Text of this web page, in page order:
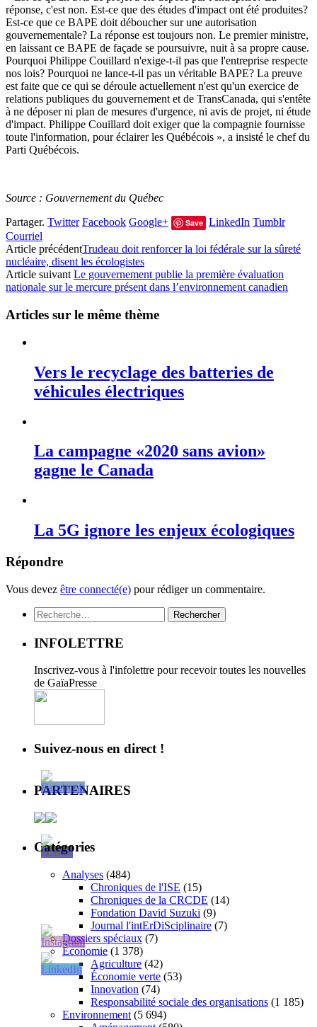
réponse, c'est non. Est-ce que des études d'impact ont été produites?
Est-ce que ce BAPE doit déboucher sur une autorisation
gouvernementale? La réponse est toujours non. Le premier ministre,
en laissant ce BAPE de façade se poursuivre, nuit à sa propre cause.
Pourquoi Philippe Couillard n'exige-t-il pas que l'entreprise respecte
nos lois? Pourquoi ne lance-t-il pas un véritable BAPE? La preuve
est faite que ce qui se déroule actuellement n'est qu'un exercice de
relations publiques du gouvernement et de TransCanada, qui s'entête
à ne déposer ni plan de mesures d'urgence, ni avis de projet, ni étude
d'impact. Philippe Couillard doit exiger que la compagnie fournisse
toute l'information, pour éclairer les Québécois », a insisté le chef du
Parti Québécois.
Source : Gouvernement du Québec
Partager. Twitter Facebook Google+ Save LinkedIn Tumblr
Courriel
Article précédentTrudeau doit renforcer la loi fédérale sur la sûreté
nucléaire, disent les écologistes
Article suivant Le gouvernement publie la première évaluation
nationale sur le mercure présent dans l’environnement canadien
Articles sur le même thème
Vers le recyclage des batteries de
véhicules électriques
La campagne «2020 sans avion»
gagne le Canada
La 5G ignore les enjeux écologiques
Répondre
Vous devez être connecté(e) pour rédiger un commentaire.
Rechercher :
INFOLETTRE
Inscrivez-vous à l'infolettre pour recevoir toutes les nouvelles
de GaïaPresse
Suivez-nous en direct !
PARTENAIRES
Catégories
Analyses (484)
Chroniques de l'ISE (15)
Chroniques de la CRCDE (14)
Fondation David Suzuki (9)
Journal l'intErDiSciplinaire (7)
Dossiers spéciaux (7)
Économie (1 378)
Agriculture (42)
Économie verte (53)
Innovation (74)
Responsabilité sociale des organisations (1 185)
Environnement (5 694)